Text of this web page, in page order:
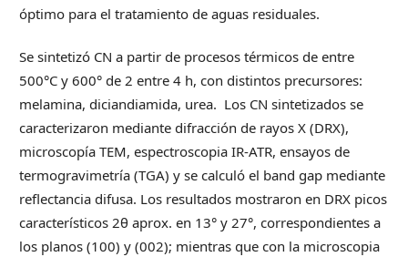
óptimo para el tratamiento de aguas residuales.
Se sintetizó CN a partir de procesos térmicos de entre
500°C y 600° de 2 entre 4 h, con distintos precursores:
melamina, diciandiamida, urea. Los CN sintetizados se
caracterizaron mediante difracción de rayos X (DRX),
microscopía TEM, espectroscopia IR-ATR, ensayos de
termogravimetría (TGA) y se calculó el band gap mediante
reflectancia difusa. Los resultados mostraron en DRX picos
característicos 2θ aprox. en 13° y 27°, correspondientes a
los planos (100) y (002); mientras que con la microscopia